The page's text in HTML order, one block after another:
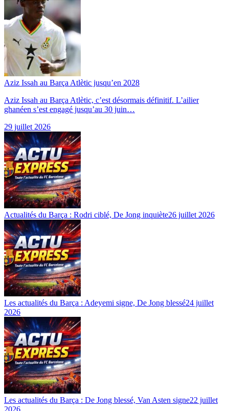
Aziz Issah au Barça Atlètic jusqu’en 2028
Aziz Issah au Barça Atlètic, c’est désormais définitif. L’ailier
ghanéen s’est engagé jusqu’au 30 juin…
29 juillet 2026
Actualités du Barça : Rodri ciblé, De Jong inquiète26 juillet 2026
Les actualités du Barça : Adeyemi signe, De Jong blessé24 juillet
2026
Les actualités du Barça : De Jong blessé, Van Asten signe22 juillet
2026